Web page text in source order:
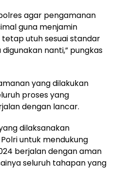
agar pengamanan
guna menjamin
utuh sesuai standar
nanti,” pungkas
yang dilakukan
proses yang
dengan lancar.
dilaksanakan
untuk mendukung
berjalan dengan aman
seluruh tahapan yang